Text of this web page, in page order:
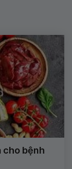
cho bệnh